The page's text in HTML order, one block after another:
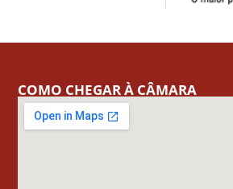
COMO CHEGAR À CÂMARA